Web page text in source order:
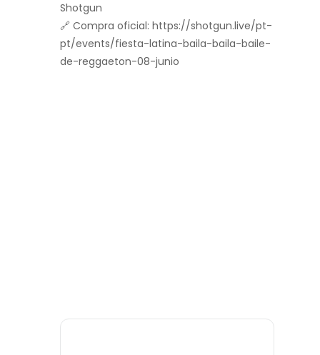
Shotgun
🔗 Compra oficial: https://shotgun.live/pt-
pt/events/fiesta-latina-baila-baila-baile-
de-reggaeton-08-junio